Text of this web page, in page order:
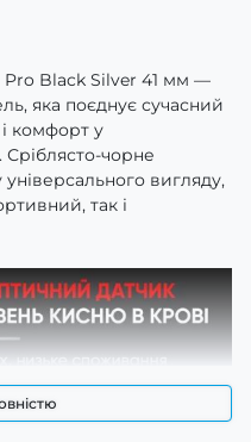
Black Silver 41 мм —
яка поєднує сучасний
комфорт у
чорне
вигляду,
так і